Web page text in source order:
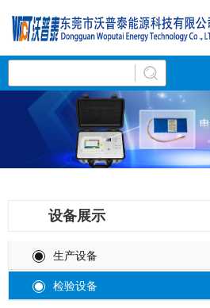
设备展示
生产设备
检验设备